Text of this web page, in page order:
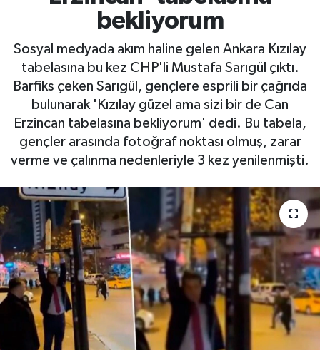
bekliyorum
Sosyal medyada akım haline gelen Ankara Kızılay
tabelasına bu kez CHP'li Mustafa Sarıgül çıktı.
Barfiks çeken Sarıgül, gençlere esprili bir çağrıda
bulunarak 'Kızılay güzel ama sizi bir de Can
Erzincan tabelasına bekliyorum' dedi. Bu tabela,
gençler arasında fotoğraf noktası olmuş, zarar
verme ve çalınma nedenleriyle 3 kez yenilenmişti.
Son Dakika Haberleri
Haber Arşivi